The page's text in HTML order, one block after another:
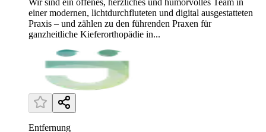
einer modernen, lichtdurchfluteten und digital ausgestatteten
Praxis – und zählen zu den führenden Praxen für
ganzheitliche Kieferorthopädie in...
Entfernung